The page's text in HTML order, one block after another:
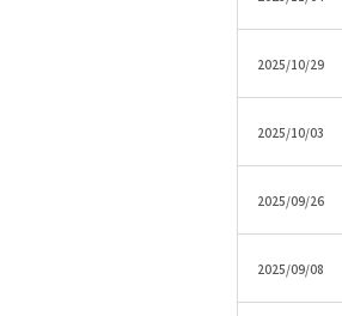
2025/10/29
2025/10/03
2025/09/26
2025/09/08